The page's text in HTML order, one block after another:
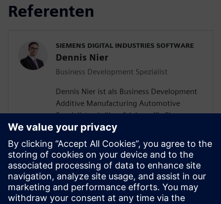
Referenten
SIEMENS DIGITAL INDUSTRIES SOFTWARE
Dennis Nier
Business Development Spezialist
Dennis Nier ist als Business Development
Additive Manufacturing Automotive
Spezialist seit über 6 Jahren für Siemens
tätig und berät unsere Kunden, wie Sie
den 3D-Druck optimal nutzen können, um
für aktuelle Herausforderungen innovative
Lösungen zu finden. Als Maschinenbau
Ingenieur und SW Trainer entwickelt und
demonstriert er praktischen Beispiele für
die Vorteile in Konstruktion, Topologie